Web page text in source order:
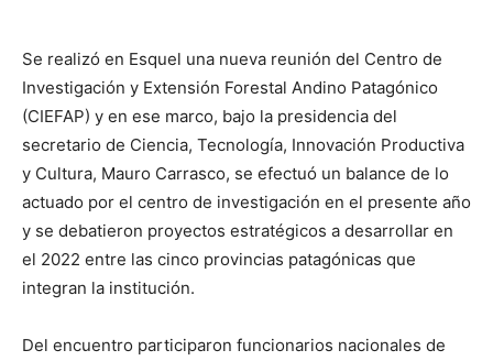
Se realizó en Esquel una nueva reunión del Centro de
Investigación y Extensión Forestal Andino Patagónico
(CIEFAP) y en ese marco, bajo la presidencia del
secretario de Ciencia, Tecnología, Innovación Productiva
y Cultura, Mauro Carrasco, se efectuó un balance de lo
actuado por el centro de investigación en el presente año
y se debatieron proyectos estratégicos a desarrollar en
el 2022 entre las cinco provincias patagónicas que
integran la institución.
Del encuentro participaron funcionarios nacionales de